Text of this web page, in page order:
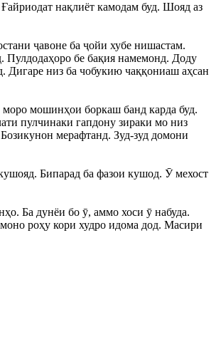
нақлиёт камодам буд. Шояд аз
ҷавоне ба ҷойи хубе нишастам.
Пулдодаҳоро бе бақия намемонд. Доду
Дигаре низ ба чобукию чаққониаш аҳсан
мошинҳои боркаш банд карда буд.
пулчинаки гапдону зираки мо низ
мерафтанд. Зуд-зуд домони
Бипарад ба фазои кушод. Ӯ мехост
Ба дунёи бо ӯ, аммо хоси ӯ набуда.
роҳу кори худро идома дод. Масири